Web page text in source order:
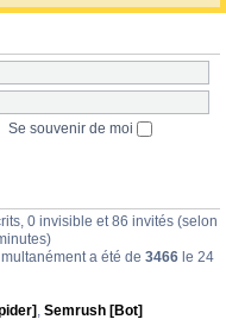
Se souvenir de moi
0 invisible et 86 invités (selon
a été de 3466 le 24
, Semrush [Bot]